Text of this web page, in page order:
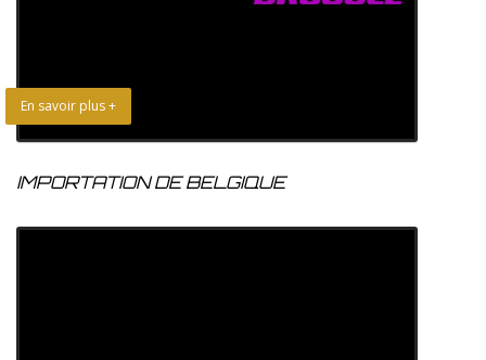
En savoir plus +
IMPORTATION DE BELGIQUE